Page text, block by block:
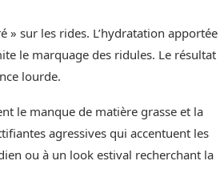
» sur les rides. L’hydratation apportée
le marquage des ridules. Le résultat
lourde.
le manque de matière grasse et la
agressives qui accentuent les
ou à un look estival recherchant la